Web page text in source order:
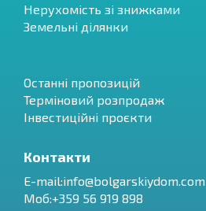
Нерухомість зі знижками
Земельні ділянки
Останні пропозицій
Терміновий розпродаж
Інвестиційні проєкти
Контакти
E-mail:info@bolgarskiydom.com
Моб:+359 56 919 898